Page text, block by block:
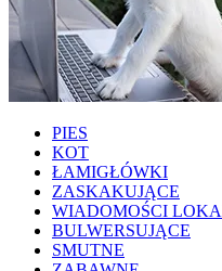
PIES
KOT
ŁAMIGŁÓWKI
ZASKAKUJĄCE
WIADOMOŚCI
BULWERSUJĄCE
SMUTNE